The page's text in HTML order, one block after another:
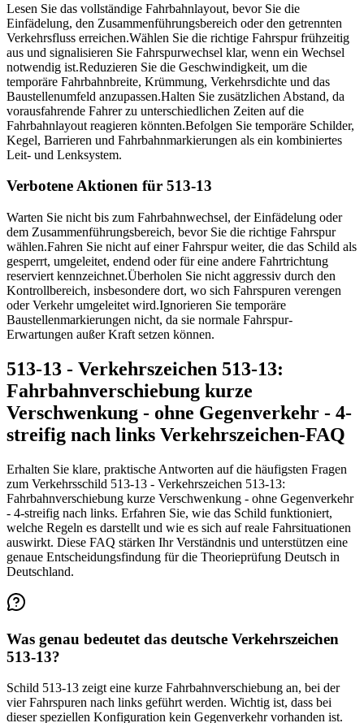
Lesen Sie das vollständige Fahrbahnlayout, bevor Sie die
Einfädelung, den Zusammenführungsbereich oder den getrennten
Verkehrsfluss erreichen.Wählen Sie die richtige Fahrspur frühzeitig
aus und signalisieren Sie Fahrspurwechsel klar, wenn ein Wechsel
notwendig ist.Reduzieren Sie die Geschwindigkeit, um die
temporäre Fahrbahnbreite, Krümmung, Verkehrsdichte und das
Baustellenumfeld anzupassen.Halten Sie zusätzlichen Abstand, da
vorausfahrende Fahrer zu unterschiedlichen Zeiten auf die
Fahrbahnlayout reagieren könnten.Befolgen Sie temporäre Schilder,
Kegel, Barrieren und Fahrbahnmarkierungen als ein kombiniertes
Leit- und Lenksystem.
Verbotene Aktionen für 513-13
Warten Sie nicht bis zum Fahrbahnwechsel, der Einfädelung oder
dem Zusammenführungsbereich, bevor Sie die richtige Fahrspur
wählen.Fahren Sie nicht auf einer Fahrspur weiter, die das Schild als
gesperrt, umgeleitet, endend oder für eine andere Fahrtrichtung
reserviert kennzeichnet.Überholen Sie nicht aggressiv durch den
Kontrollbereich, insbesondere dort, wo sich Fahrspuren verengen
oder Verkehr umgeleitet wird.Ignorieren Sie temporäre
Baustellenmarkierungen nicht, da sie normale Fahrspur-
Erwartungen außer Kraft setzen können.
513-13 - Verkehrszeichen 513-13:
Fahrbahnverschiebung kurze
Verschwenkung - ohne Gegenverkehr - 4-
streifig nach links Verkehrszeichen-FAQ
Erhalten Sie klare, praktische Antworten auf die häufigsten Fragen
zum Verkehrsschild 513-13 - Verkehrszeichen 513-13:
Fahrbahnverschiebung kurze Verschwenkung - ohne Gegenverkehr
- 4-streifig nach links. Erfahren Sie, wie das Schild funktioniert,
welche Regeln es darstellt und wie es sich auf reale Fahrsituationen
auswirkt. Diese FAQ stärken Ihr Verständnis und unterstützen eine
genaue Entscheidungsfindung für die Theorieprüfung Deutsch in
Deutschland.
Was genau bedeutet das deutsche Verkehrszeichen
513-13?
Schild 513-13 zeigt eine kurze Fahrbahnverschiebung an, bei der
vier Fahrspuren nach links geführt werden. Wichtig ist, dass bei
dieser speziellen Konfiguration kein Gegenverkehr vorhanden ist.